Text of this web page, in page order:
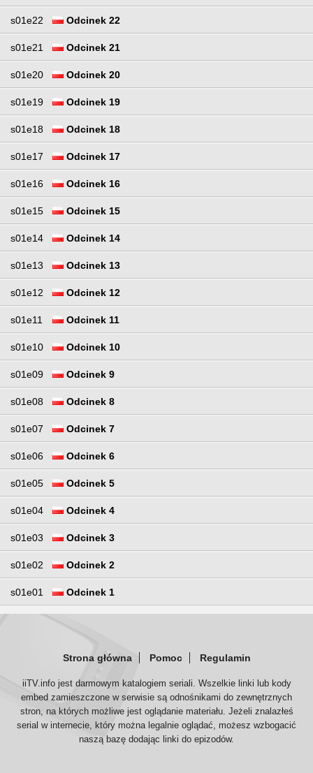
s01e22 Odcinek 22
s01e21 Odcinek 21
s01e20 Odcinek 20
s01e19 Odcinek 19
s01e18 Odcinek 18
s01e17 Odcinek 17
s01e16 Odcinek 16
s01e15 Odcinek 15
s01e14 Odcinek 14
s01e13 Odcinek 13
s01e12 Odcinek 12
s01e11 Odcinek 11
s01e10 Odcinek 10
s01e09 Odcinek 9
s01e08 Odcinek 8
s01e07 Odcinek 7
s01e06 Odcinek 6
s01e05 Odcinek 5
s01e04 Odcinek 4
s01e03 Odcinek 3
s01e02 Odcinek 2
s01e01 Odcinek 1
Strona główna Pomoc Regulamin
iiTV.info jest darmowym katalogiem seriali. Wszelkie linki lub kody
embed zamieszczone w serwisie są odnośnikami do zewnętrznych
stron, na których możliwe jest oglądanie materiału. Jeżeli znalazłeś
serial w internecie, który można legalnie oglądać, możesz wzbogacić
naszą bazę dodając linki do epizodów.